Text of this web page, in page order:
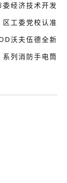
委经济技术开发
区工委党校认准
沃夫伍德全新
系列消防手电筒